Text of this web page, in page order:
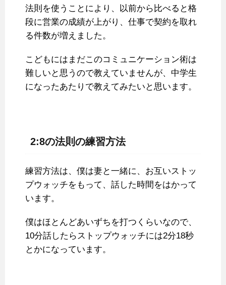
法則を使うことにより、以前から比べると格
段に営業の成績が上がり、仕事で契約を取れ
る件数が増えました。
こどもにはまだこのコミュニケーション術は
難しいと思うので教えていませんが、中学生
になったあたりで教えてみたいと思います。
2:8の法則の練習方法
練習方法は、僕は妻と一緒に、お互いストッ
プウォッチをもって、話した時間をはかって
います。
僕はほとんどあいずちを打つくらいなので、
10分話したらストップウォッチには2分18秒
とかになっています。